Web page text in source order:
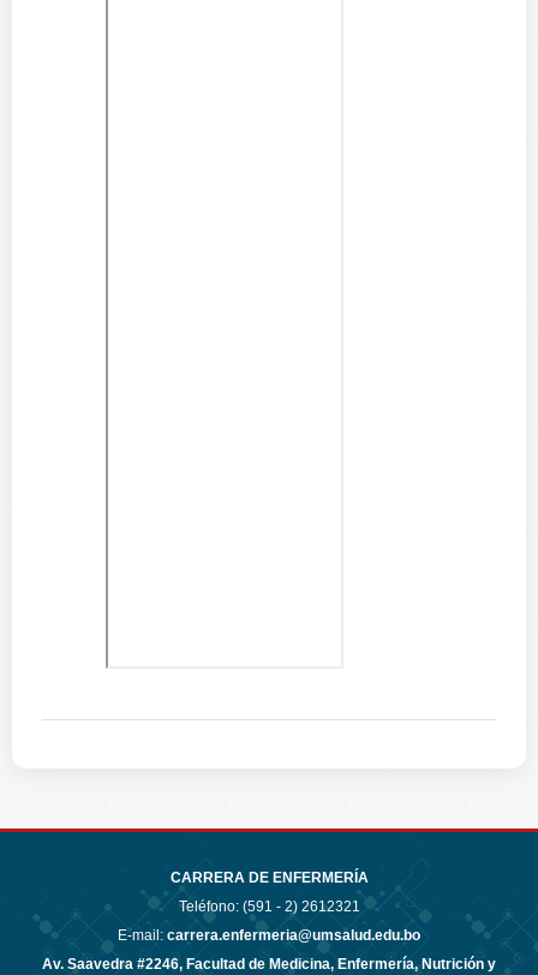
CARRERA DE ENFERMERÍA
Teléfono: (591 - 2) 2612321
E-mail: carrera.enfermeria@umsalud.edu.bo
Av. Saavedra #2246, Facultad de Medicina, Enfermería, Nutrición y